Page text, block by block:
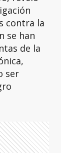
contra la
se han
de la
ser